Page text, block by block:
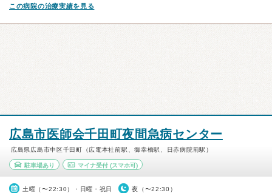
この病院の治療実績を見る
広島市医師会千田町夜間急病センター
広島県広島市中区千田町（広電本社前駅、御幸橋駅、日赤病院前駅）
駐車場あり マイナ受付(スマホ可)
土曜（〜22:30）・日曜・祝日 夜（〜22:30）